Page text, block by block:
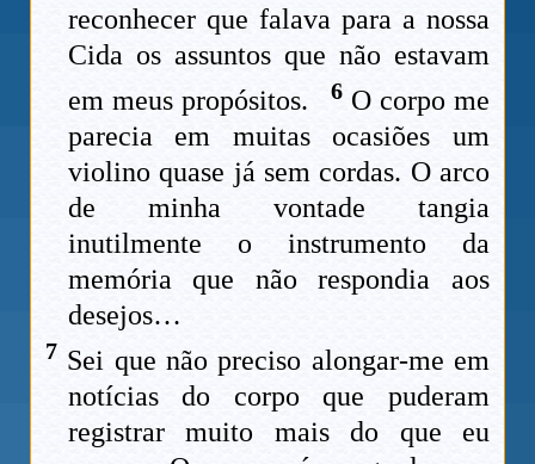
reconhecer que falava para a nossa
Cida os assuntos que não estavam
em meus propósitos.
6O corpo me
parecia em muitas ocasiões um
violino quase já sem cordas. O arco
de minha vontade tangia
inutilmente o instrumento da
memória que não respondia aos
desejos…
7 Sei que não preciso alongar-me em
notícias do corpo que puderam
registrar muito mais do que eu